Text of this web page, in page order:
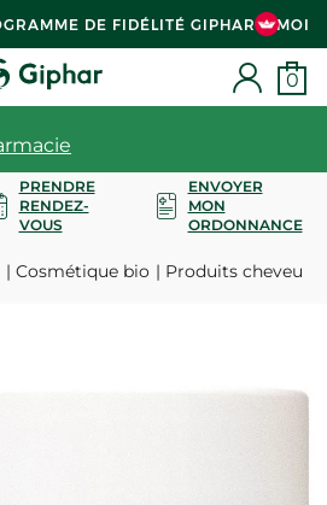
DE FIDÉLITÉ GIPHAR & MOI
0
PRENDRE
RENDEZ-
VOUS
ENVOYER
MON
ORDONNANCE
Cosmétique bio Produits cheveux